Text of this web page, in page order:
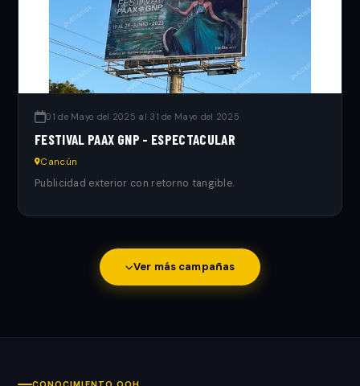
01 de Mayo del 2025 al 31 de Mayo del 2025
FESTIVAL PAAX GNP - ESPECTACULAR
Cancún
Publicidad exterior con retorno tangible.
Ver más campañas